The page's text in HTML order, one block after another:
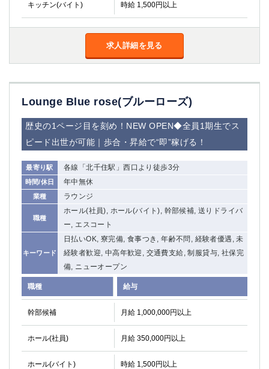
キッチン(バイト) 時給 1,500円以上
求人詳細を見る
Lounge Blue rose(ブルーローズ)
歴史の1ページ目を刻め！NEW OPEN◆全員1期生でス
ピード出世が可能｜歩合・昇給で“即”稼げる！
最寄り駅 各線「北千住駅」西口より徒歩3分
時間/休日 年中無休
業種 ラウンジ
職種
ホール(社員), ホール(バイト), 幹部候補, 送りドライバ
ー, エスコート
キーワード
日払いOK, 寮完備, 食事つき, 年齢不問, 経験者優遇, 未
経験者歓迎, 中高年歓迎, 交通費支給, 制服貸与, 社保完
備, ニューオープン
職種 給与
幹部候補 月給 1,000,000円以上
ホール(社員) 月給 350,000円以上
ホール(バイト) 時給 1,500円以上